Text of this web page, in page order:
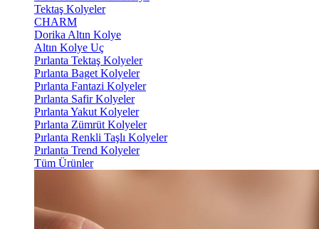
Tektaş Kolyeler
CHARM
Dorika Altın Kolye
Altın Kolye Uç
Pırlanta Tektaş Kolyeler
Pırlanta Baget Kolyeler
Pırlanta Fantazi Kolyeler
Pırlanta Safir Kolyeler
Pırlanta Yakut Kolyeler
Pırlanta Zümrüt Kolyeler
Pırlanta Renkli Taşlı Kolyeler
Pırlanta Trend Kolyeler
Tüm Ürünler